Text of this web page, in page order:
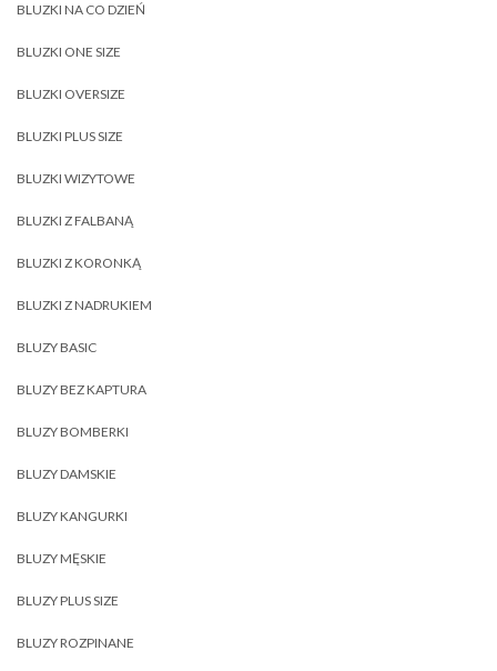
BLUZKI NA CO DZIEŃ
BLUZKI ONE SIZE
BLUZKI OVERSIZE
BLUZKI PLUS SIZE
BLUZKI WIZYTOWE
BLUZKI Z FALBANĄ
BLUZKI Z KORONKĄ
BLUZKI Z NADRUKIEM
BLUZY BASIC
BLUZY BEZ KAPTURA
BLUZY BOMBERKI
BLUZY DAMSKIE
BLUZY KANGURKI
BLUZY MĘSKIE
BLUZY PLUS SIZE
BLUZY ROZPINANE